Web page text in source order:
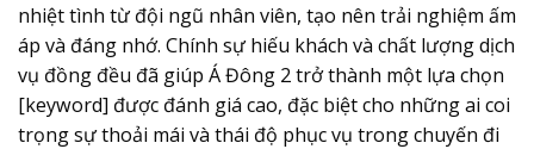
nhiệt tình từ đội ngũ nhân viên, tạo nên trải nghiệm ấm
áp và đáng nhớ. Chính sự hiếu khách và chất lượng dịch
vụ đồng đều đã giúp Á Đông 2 trở thành một lựa chọn
[keyword] được đánh giá cao, đặc biệt cho những ai coi
trọng sự thoải mái và thái độ phục vụ trong chuyến đi